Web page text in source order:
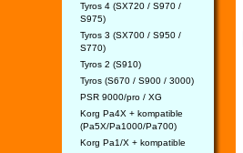
Tyros 4 (SX720 / S970 /
S975)
Tyros 3 (SX700 / S950 /
S770)
Tyros 2 (S910)
Tyros (S670 / S900 / 3000)
PSR 9000/pro / XG
Korg Pa4X + kompatible
(Pa5X/Pa1000/Pa700)
Korg Pa1/X + kompatible